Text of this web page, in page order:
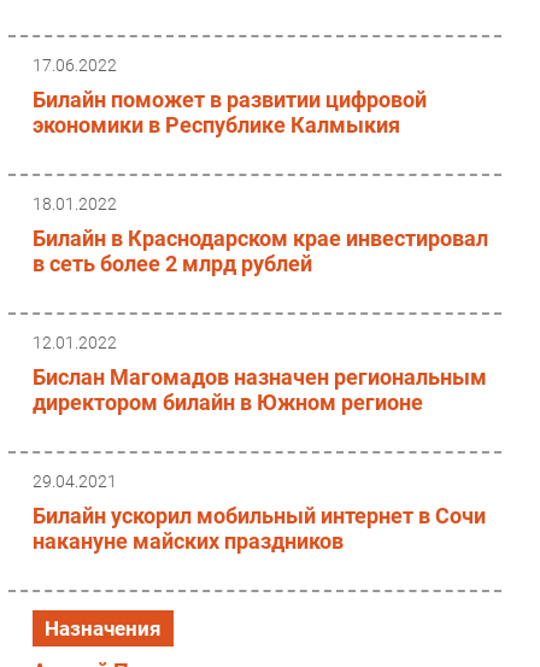
17.06.2022
Билайн поможет в развитии цифровой
экономики в Республике Калмыкия
18.01.2022
Билайн в Краснодарском крае инвестировал
в сеть более 2 млрд рублей
12.01.2022
Бислан Магомадов назначен региональным
директором билайн в Южном регионе
29.04.2021
Билайн ускорил мобильный интернет в Сочи
накануне майских праздников
Назначения